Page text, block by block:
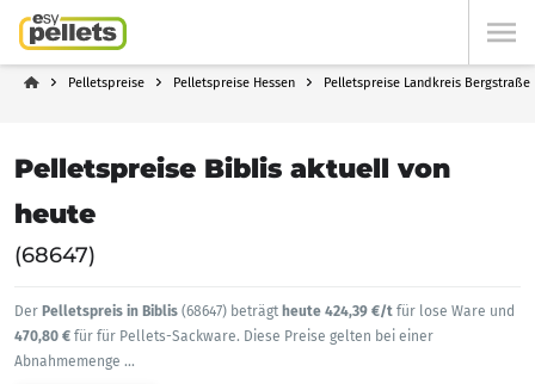
Pelletspreise Pelletspreise Hessen Pelletspreise Landkreis Bergstraße
Pelletspreise Biblis aktuell von
heute
(68647)
Der Pelletspreis in Biblis (68647) beträgt heute 424,39 €/t für lose Ware und
470,80 € für für Pellets-Sackware. Diese Preise gelten bei einer
Abnahmemenge ...